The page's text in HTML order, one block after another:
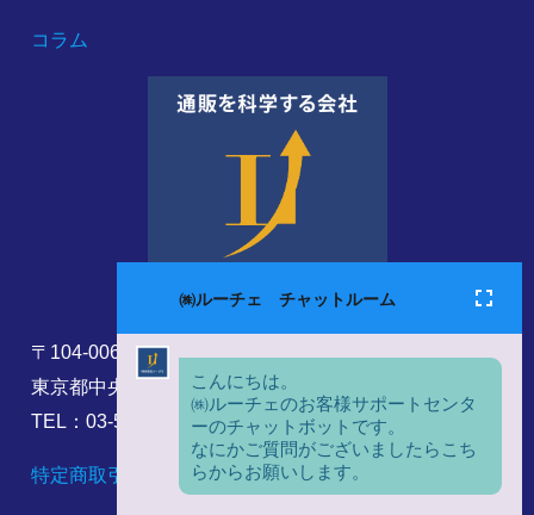
コラム
〒104-0061
東京都中央区銀座8丁目17番5号
TEL：03-5860-6173
特定商取引法に基づく表記